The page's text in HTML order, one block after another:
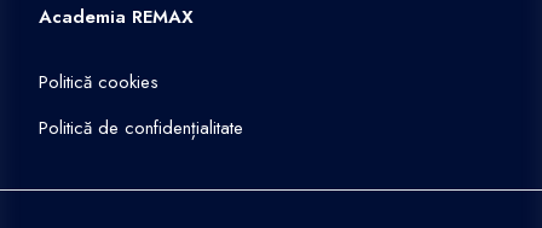
Academia REMAX
Politică cookies
Politică de confidențialitate